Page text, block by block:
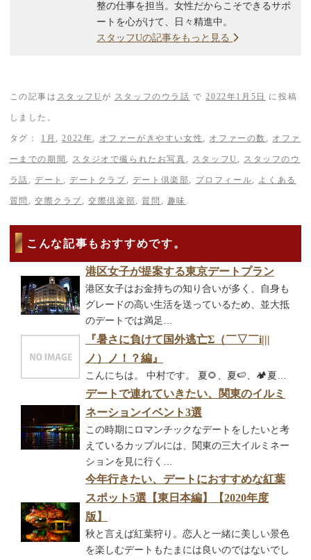
整の仕事を担当。女性だからこそできるサポ
ートを心がけて、日々精進中。
スタッフUの記事をもっと見る
この記事は スタッフU が スタッフのウラ話 で2022年1月5日 に投稿
しました。
タグ： 1月 ,2022年 オファーがきやすい女性 オファーの数 オファ
ーまでの期間 スタジオで撮られたお写真 スタッフU スタッフのウ
ラ話 デート ,デートクラブ デート倶楽部 プロフィール よくある
質問 交際クラブ ,交際倶楽部 ,質問 趣味
こんな記事もおすすめです。
港区女子が提案する東京デートプラン
港区女子はお金持ちの知り合いが多く、自身も
グレードの高い生活を送っているため、並大抵
のデートでは満足…
『暑さに負けて国外逃亡Σ（￣▽￣i|||
ノ）ノ！？編』
こんにちは。 中村です。 夏🌻、夏🍉、🏕夏…
デートで連れていきたい、関東のイルミ
ネーションイベント3選
この時期にロマンチックなデートをしたいと考
えているカップルには、関東の三大イルミネー
ションを見に行く…
今年行きたい、デートにおすすめな紅葉
スポット5選【東日本編】【2020年度
版】
秋と言えば紅葉狩り。恋人と一緒に美しい景色
を楽しむデートもたまには良いのではないでし